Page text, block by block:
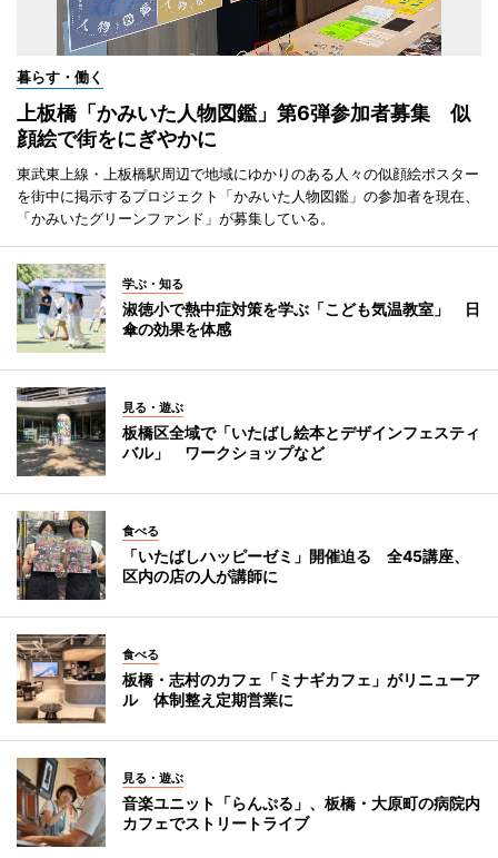
暮らす・働く
上板橋「かみいた人物図鑑」第6弾参加者募集 似
顔絵で街をにぎやかに
東武東上線・上板橋駅周辺で地域にゆかりのある人々の似顔絵ポスター
を街中に掲示するプロジェクト「かみいた人物図鑑」の参加者を現在、
「かみいたグリーンファンド」が募集している。
学ぶ・知る
淑徳小で熱中症対策を学ぶ「こども気温教室」 日
傘の効果を体感
見る・遊ぶ
板橋区全域で「いたばし絵本とデザインフェスティ
バル」 ワークショップなど
食べる
「いたばしハッピーゼミ」開催迫る 全45講座、
区内の店の人が講師に
食べる
板橋・志村のカフェ「ミナギカフェ」がリニューア
ル 体制整え定期営業に
見る・遊ぶ
音楽ユニット「らんぷる」、板橋・大原町の病院内
カフェでストリートライブ